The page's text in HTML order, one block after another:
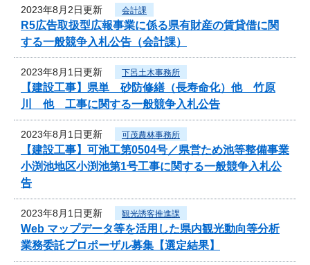
2023年8月2日更新 会計課
R5広告取扱型広報事業に係る県有財産の賃貸借に関
する一般競争入札公告（会計課）
2023年8月1日更新 下呂土木事務所
【建設工事】県単 砂防修繕（長寿命化）他 竹原
川 他 工事に関する一般競争入札公告
2023年8月1日更新 可茂農林事務所
【建設工事】可池工第0504号／県営ため池等整備事業
小渕池地区小渕池第1号工事に関する一般競争入札公
告
2023年8月1日更新 観光誘客推進課
Web マップデータ等を活用した県内観光動向等分析
業務委託プロポーザル募集【選定結果】